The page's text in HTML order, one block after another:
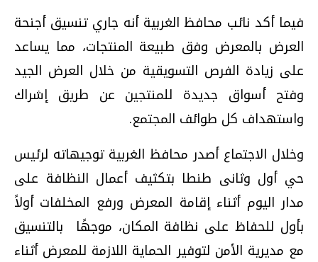
فيما أكد نائب محافظ الغربية أنه جاري تنسيق أجنحة
العرض بالمعرض وفق طبيعة المنتجات، مما يساعد
على زيادة الفرص التسويقية من خلال العرض الجيد
وفتح أسواق جديدة للمنتجين عن طريق إشراك
واستهداف كل طوائف المجتمع.
وخلال الاجتماع أصدر محافظ الغربية توجيهاته لرئيس
حي أول وثانى طنطا بتكثيف أعمال النظافة على
مدار اليوم أثناء إقامة المعرض ورفع المخلفات أولاً
بأول للحفاظ على نظافة المكان، موجهًا بالتنسيق
مع مديرية الأمن لتوفير الحماية اللازمة للمعرض أثناء